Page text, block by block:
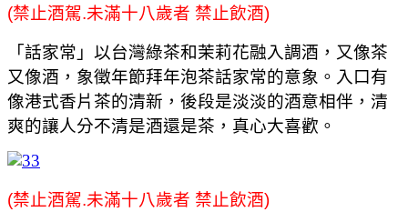
(禁止酒駕.未滿十八歲者 禁止飲酒)
「話家常」以台灣綠茶和茉莉花融入調酒，又像茶
又像酒，象徵年節拜年泡茶話家常的意象。入口有
像港式香片茶的清新，後段是淡淡的酒意相伴，清
爽的讓人分不清是酒還是茶，真心大喜歡。
(禁止酒駕.未滿十八歲者 禁止飲酒)